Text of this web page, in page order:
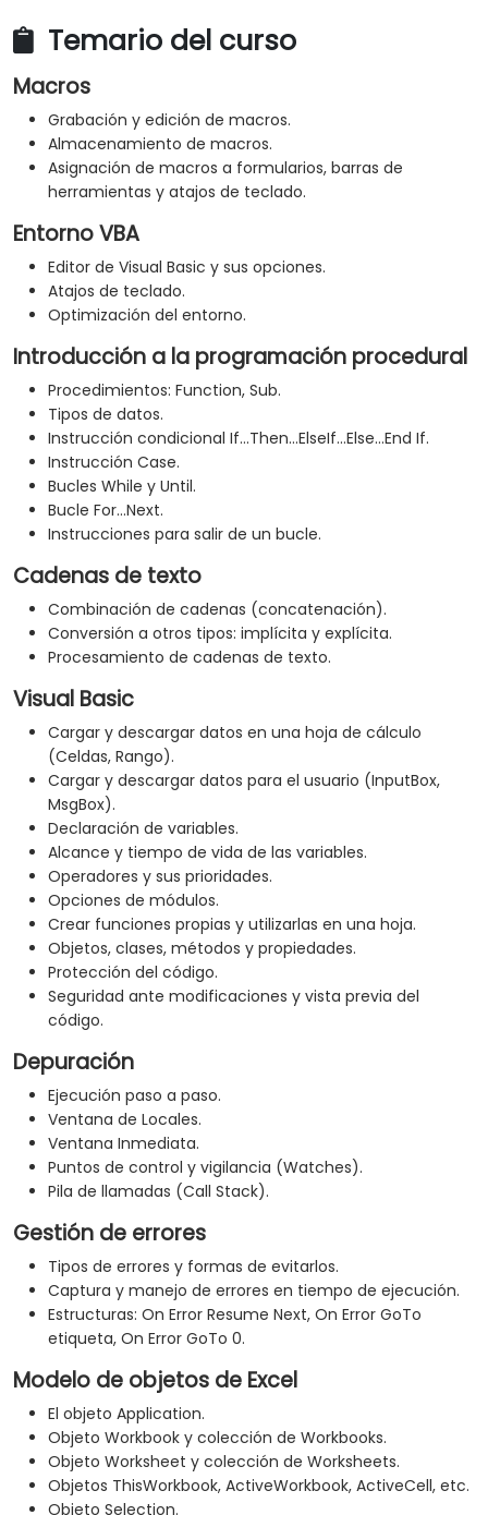
Temario del curso
Macros
Grabación y edición de macros.
Almacenamiento de macros.
Asignación de macros a formularios, barras de
herramientas y atajos de teclado.
Entorno VBA
Editor de Visual Basic y sus opciones.
Atajos de teclado.
Optimización del entorno.
Introducción a la programación procedural
Procedimientos: Function, Sub.
Tipos de datos.
Instrucción condicional If...Then...ElseIf...Else...End If.
Instrucción Case.
Bucles While y Until.
Bucle For...Next.
Instrucciones para salir de un bucle.
Cadenas de texto
Combinación de cadenas (concatenación).
Conversión a otros tipos: implícita y explícita.
Procesamiento de cadenas de texto.
Visual Basic
Cargar y descargar datos en una hoja de cálculo
(Celdas, Rango).
Cargar y descargar datos para el usuario (InputBox,
MsgBox).
Declaración de variables.
Alcance y tiempo de vida de las variables.
Operadores y sus prioridades.
Opciones de módulos.
Crear funciones propias y utilizarlas en una hoja.
Objetos, clases, métodos y propiedades.
Protección del código.
Seguridad ante modificaciones y vista previa del
código.
Depuración
Ejecución paso a paso.
Ventana de Locales.
Ventana Inmediata.
Puntos de control y vigilancia (Watches).
Pila de llamadas (Call Stack).
Gestión de errores
Tipos de errores y formas de evitarlos.
Captura y manejo de errores en tiempo de ejecución.
Estructuras: On Error Resume Next, On Error GoTo
etiqueta, On Error GoTo 0.
Modelo de objetos de Excel
El objeto Application.
Objeto Workbook y colección de Workbooks.
Objeto Worksheet y colección de Worksheets.
Objetos ThisWorkbook, ActiveWorkbook, ActiveCell, etc.
Objeto Selection.